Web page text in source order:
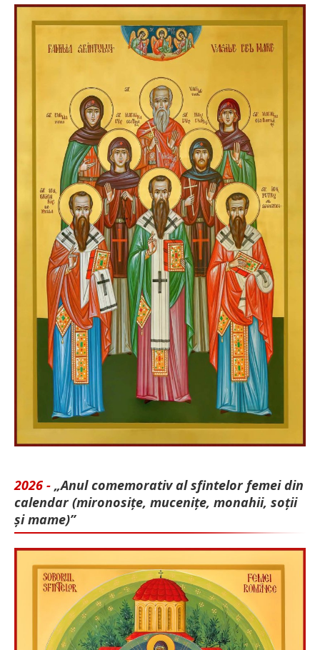
2026 - „Anul comemorativ al sfintelor femei din
calendar (mironosițe, mu­cenițe, monahii, soții
și mame)”